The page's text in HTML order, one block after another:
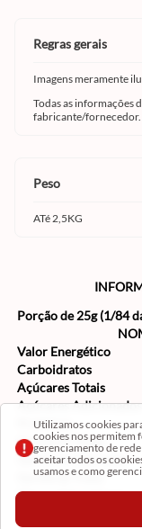
Utilizamos cookies
cookies nos permitem
gerenciamento de
aceitar todos os
usamos e como
regras gerais
Imagens meramente
Todas as informações
fabricante/fornecedor.
peso
ATé 2,5KG
Porção de 25g (1/84
Valor Energético
Carboidratos
Açúcares Totais
Açúcares Adicionados
Proteínas
Gorduras Totais
Gorduras Saturadas
Gorduras Trans
Fibras Alimentares